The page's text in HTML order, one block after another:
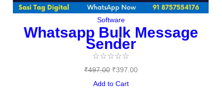
Software
Whatsapp Bulk Message
Sender
☆☆☆☆☆
₹497.00 ₹397.00
Add to Cart